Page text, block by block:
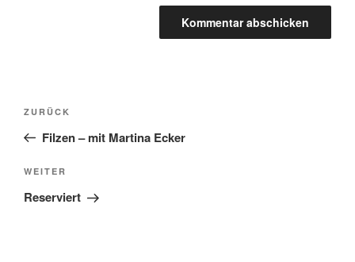
Beitragsnavigation
Vorheriger
Beitrag
ZURÜCK
Filzen – mit Martina Ecker
Nächster
Beitrag
WEITER
Reserviert